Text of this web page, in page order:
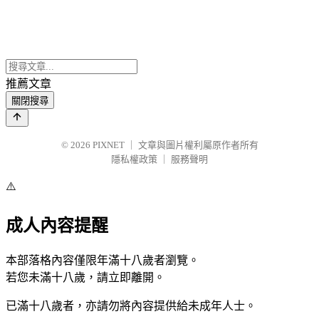
推薦文章
關閉搜尋
© 2026 PIXNET
文章與圖片權利屬原作者所有
隱私權政策
服務聲明
⚠️
成人內容提醒
本部落格內容僅限年滿十八歲者瀏覽。
若您未滿十八歲，請立即離開。
已滿十八歲者，亦請勿將內容提供給未成年人士。